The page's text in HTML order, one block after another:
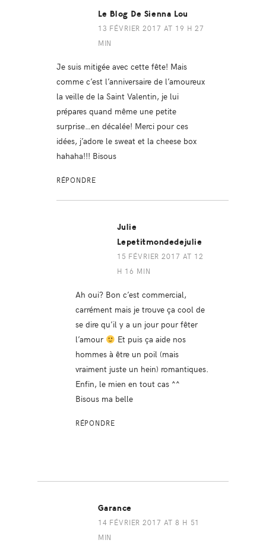
Le Blog De Sienna Lou
13 FÉVRIER 2017 AT 19 H 27
MIN
Je suis mitigée avec cette fête! Mais
comme c’est l’anniversaire de l’amoureux
la veille de la Saint Valentin, je lui
prépares quand même une petite
surprise…en décalée! Merci pour ces
idées, j’adore le sweat et la cheese box
hahaha!!! Bisous
RÉPONDRE
Julie
Lepetitmondedejulie
15 FÉVRIER 2017 AT 12
H 16 MIN
Ah oui? Bon c’est commercial,
carrément mais je trouve ça cool de
se dire qu’il y a un jour pour fêter
l’amour
Et puis ça aide nos
hommes à être un poil (mais
vraiment juste un hein) romantiques.
Enfin, le mien en tout cas ^^
Bisous ma belle
RÉPONDRE
Garance
14 FÉVRIER 2017 AT 8 H 51
MIN